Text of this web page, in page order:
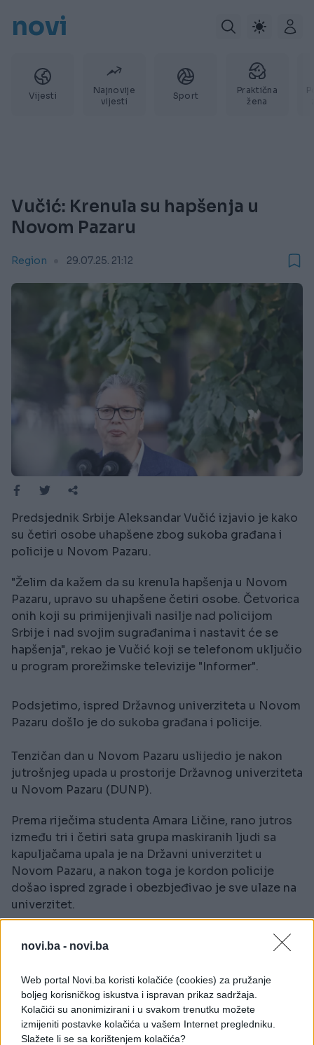
novi.ba - novi.ba
Web portal Novi.ba koristi kolačiće (cookies) za pružanje
boljeg korisničkog iskustva i ispravan prikaz sadržaja.
Kolačići su anonimizirani i u svakom trenutku možete
izmijeniti postavke kolačića u vašem Internet pregledniku.
Slažete li se sa korištenjem kolačića?
novi
Vijesti
Najnovije
vijesti
Sport
Praktična
žena
Vučić: Krenula su hapšenja u
Novom Pazaru
Region 29.07.25. 21:12
Predsjednik Srbije Aleksandar Vučić izjavio je kako
su četiri osobe uhapšene zbog sukoba građana i
policije u Novom Pazaru.
"Želim da kažem da su krenula hapšenja u Novom
Pazaru, upravo su uhapšene četiri osobe. Četvorica
onih koji su primijenjivali nasilje nad policijom
Srbije i nad svojim sugrađanima i nastavit će se
hapšenja", rekao je Vučić koji se telefonom uključio
u program prorežimske televizije "Informer".
Podsjetimo, ispred Državnog univerziteta u Novom
Pazaru došlo je do sukoba građana i policije.
Tenzičan dan u Novom Pazaru uslijedio je nakon
jutrošnjeg upada u prostorije Državnog univerziteta
u Novom Pazaru (DUNP).
Prema riječima studenta Amara Ličine, rano jutros
između tri i četiri sata grupa maskiranih ljudi sa
kapuljačama upala je na Državni univerzitet u
Novom Pazaru, a nakon toga je kordon policije
došao ispred zgrade i obezbjeđivao je sve ulaze na
univerzitet.
Tokom dana su se dogodila dva incidenta. Drugi,
nekoliko demonstranata, jednom je rasječena
glava, a u incidentu prije toga letjele su flaše prema
policajcima, a načelnik je zadobio posjekotinu na
licu.